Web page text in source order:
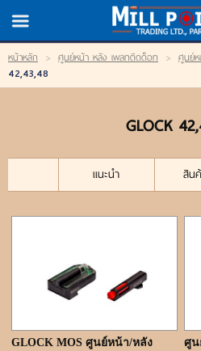
LOGIN
My Wishlist
หน้าหลัก
สินค้า
สินค้าลดราคา
หน้าหลัก > ศูนย์หน้า หลัง เพลทติดด็อท > ศูนย์
42,43,48
GLOCK
แนะนำ สิน
GLOCK MOS ศูนย์หน้า/หลัง
ศูน